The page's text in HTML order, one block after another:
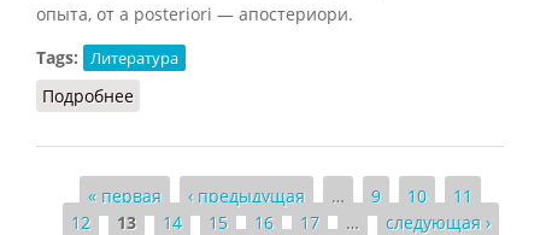
опыта, от a posteriori — апостериори.
Tags:
Литература
Подробнее
Страницы
« первая ‹ предыдущая … 9 10
11
12
13 14 15 16 17 …
следующая ›